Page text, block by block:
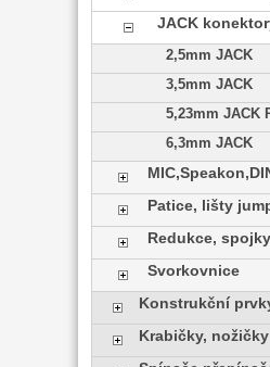
JACK
2,5mm JACK
3,5mm JACK
5,23mm JACK
6,3mm JACK
Patice, lišty
Redukce,
Svorkovnice
Konstrukční
Krabičky, nožičky